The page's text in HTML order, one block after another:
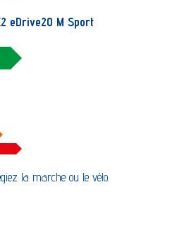
eDrive20 M Sport
la marche ou le vélo.